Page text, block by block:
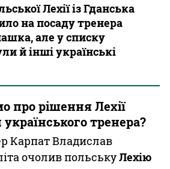
Лехії із Гданська
на посаду тренера
але у списку
й інші українські
про рішення Лехії
тренера?
Карпат Владислав
очолив польськуЛехію